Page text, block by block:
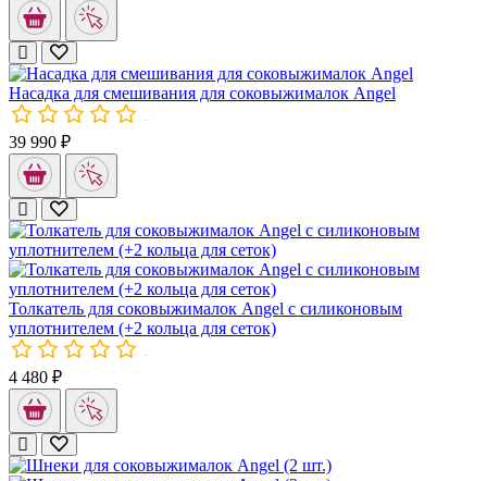
Шнеки для соковыжималок Angel (2 шт.)
Шнеки специально разработаны для высококлассных
Детали изготовлены из нержавеющей стали 304. Этот
Шнеки подходят ко всем аппаратам линейки Angel.
Выгодно приобрести шнеки к соковыжималке Ангел Вы
Насадка для смешивания для соковыжималок Angel
39 990 ₽
Толкатель для соковыжималок Angel с силиконовым
уплотнителем (+2 кольца для сеток)
4 480 ₽